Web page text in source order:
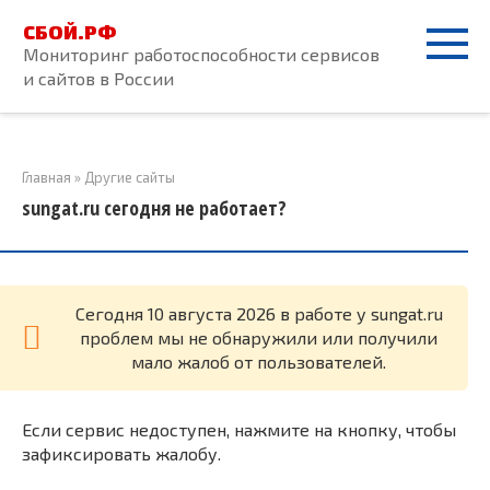
контенту
СБОЙ.РФ
Мониторинг работоспособности сервисов
и сайтов в России
Главная » Другие сайты
sungat.ru сегодня не работает?
Cегодня 10 августа 2026 в работе у sungat.ru
проблем мы не обнаружили или получили
мало жалоб от пользователей.
Если сервис недоступен, нажмите на кнопку, чтобы
зафиксировать жалобу.